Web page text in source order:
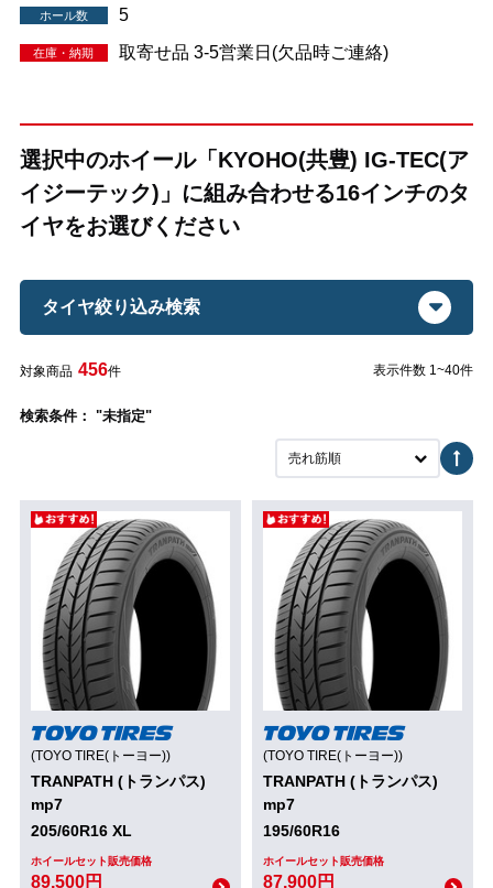
ホール数 5
在庫・納期 取寄せ品 3-5営業日(欠品時ご連絡)
選択中のホイール「KYOHO(共豊) IG-TEC(ア
イジーテック)」に組み合わせる16インチのタ
イヤをお選びください
タイヤ絞り込み検索
対象商品 456件 表示件数 1~40件
検索条件： "未指定"
売れ筋順
(TOYO TIRE(トーヨー))
TRANPATH (トランパス)
mp7
205/60R16 XL
ホイールセット販売価格
89,500円
(TOYO TIRE(トーヨー))
TRANPATH (トランパス)
mp7
195/60R16
ホイールセット販売価格
87,900円